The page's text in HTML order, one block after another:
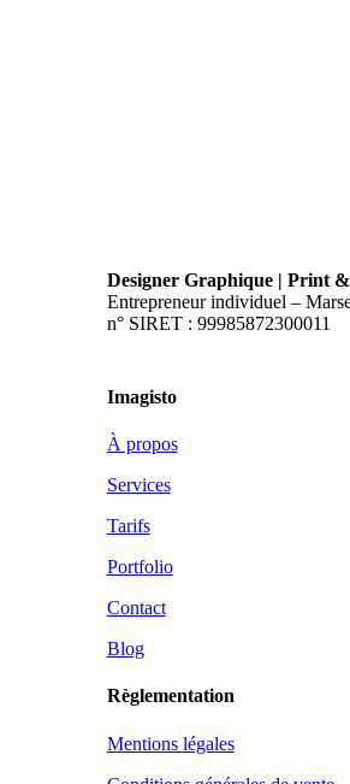
Designer Graphique | Print
Entrepreneur individuel –
n° SIRET : 99985872300011
Imagisto
À propos
Services
Tarifs
Portfolio
Contact
Blog
Règlementation
Mentions légales